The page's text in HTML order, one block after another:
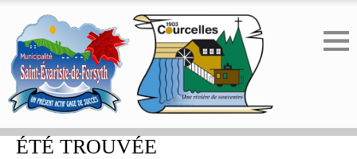
ERREUR 404 - LA PAGE N'A PAS
ÉTÉ TROUVÉE